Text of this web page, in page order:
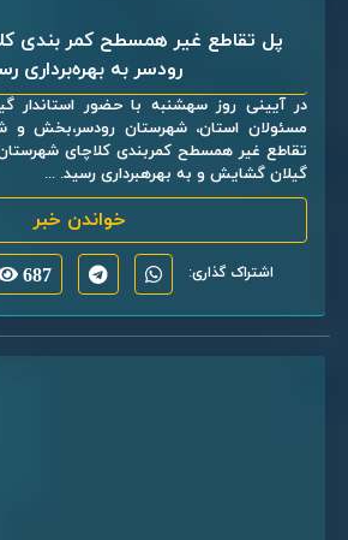
پل تقاطع غیر همسطح کمر بندی
رودسر به بهره‌برداری
در آیینی روز سهشنبه با حضور استاندار
مسئولان استان، شهرستان رودسر،بخش و
تقاطع غیر همسطح کمربندی کلاچای
گیلان گشایش و به بهرهبرداری رسید. ...
خواندن خبر
اشتراک گذاری: 687